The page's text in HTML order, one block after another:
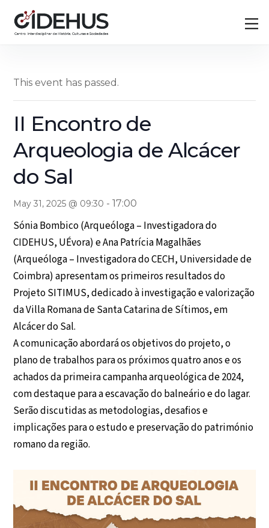
content
This event has passed.
II Encontro de
Arqueologia de Alcácer
do Sal
May 31, 2025 @ 09:30 -17:00
Sónia Bombico (Arqueóloga – Investigadora do
CIDEHUS, UÉvora) e Ana Patrícia Magalhães
(Arqueóloga – Investigadora do CECH, Universidade de
Coimbra) apresentam os primeiros resultados do
Projeto SITIMUS, dedicado à investigação e valorização
da Villa Romana de Santa Catarina de Sítimos, em
Alcácer do Sal.
A comunicação abordará os objetivos do projeto, o
plano de trabalhos para os próximos quatro anos e os
achados da primeira campanha arqueológica de 2024,
com destaque para a escavação do balneário e do lagar.
Serão discutidas as metodologias, desafios e
implicações para o estudo e preservação do património
romano da região.